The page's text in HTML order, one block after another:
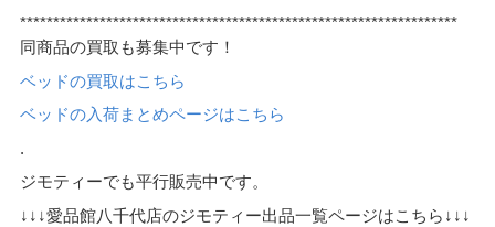
******************************************************************
同商品の買取も募集中です！
ベッドの買取はこちら
ベッドの入荷まとめページはこちら
.
ジモティーでも平行販売中です。
↓↓↓愛品館八千代店のジモティー出品一覧ページはこちら↓↓↓